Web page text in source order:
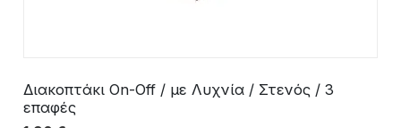
Διακοπτάκι On-Off / με Λυχνία / Στενός / 3
επαφές